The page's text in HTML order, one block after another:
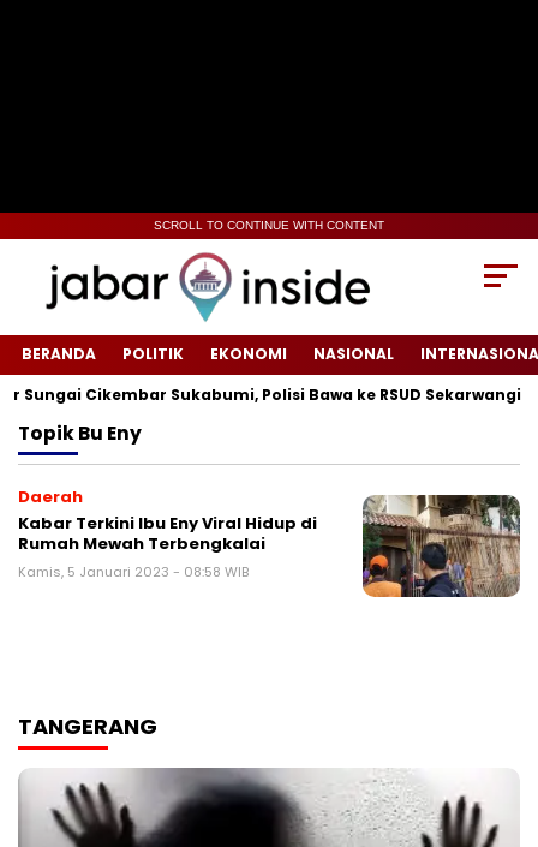
SCROLL TO CONTINUE WITH CONTENT
BERANDA POLITIK EKONOMI NASIONAL
Cikembar Sukabumi, Polisi Bawa ke RSUD Sekarwangi‎
TopikBu Eny
Daerah
Kabar Terkini Ibu Eny Viral Hidup di
Rumah Mewah Terbengkalai
Kamis, 5 Januari 2023 - 08:58 WIB
TANGERANG